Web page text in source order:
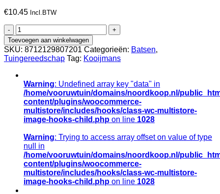
€10.45 Incl.BTW
Steekbats
ATLAS
1/4
00
blank
gelakt
aantal
Toevoegen aan winkelwagen
SKU: 8712129807201 Categorieën: Batsen,
Tuingereedschap Tag: Kooijmans
Warning: Undefined array key "data" in
/home/vooruwtuin/domains/noordkoop.nl/
content/plugins/woocommerce-
multistore/includes/hooks/class-wc-multistore-
image-hooks-child.php on line 1028
Warning: Trying to access array offset on value of type
null in
/home/vooruwtuin/domains/noordkoop.nl/
content/plugins/woocommerce-
multistore/includes/hooks/class-wc-multistore-
image-hooks-child.php on line 1028